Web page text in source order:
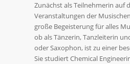
Zunächst als Teilnehmerin auf
Veranstaltungen der
große Begeisterung für alles
ob als Tänzerin, Tanzleiterin
oder Saxophon, ist zu einer
Sie studiert Chemical